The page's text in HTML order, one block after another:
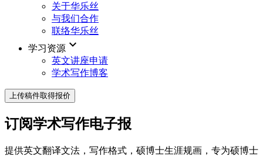
关于华乐丝
与我们合作
联络华乐丝
学习资源 keyboard_arrow_down
英文讲座申请
学术写作博客
上传稿件取得报价
订阅学术写作电子报
提供英文翻译文法，写作格式，硕博士生涯规画，专为硕博士